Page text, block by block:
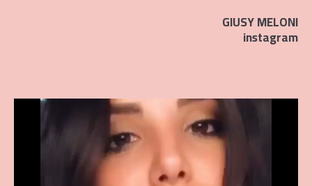
GIUSY MELONI
instagram